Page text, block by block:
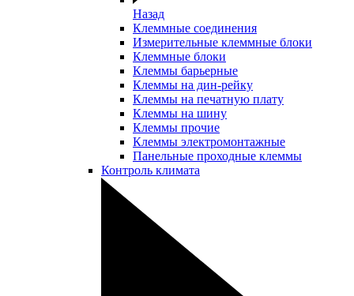
Назад
Клеммные соединения
Измерительные клеммные блоки
Клеммные блоки
Клеммы барьерные
Клеммы на дин-рейку
Клеммы на печатную плату
Клеммы на шину
Клеммы прочие
Клеммы электромонтажные
Панельные проходные клеммы
Контроль климата